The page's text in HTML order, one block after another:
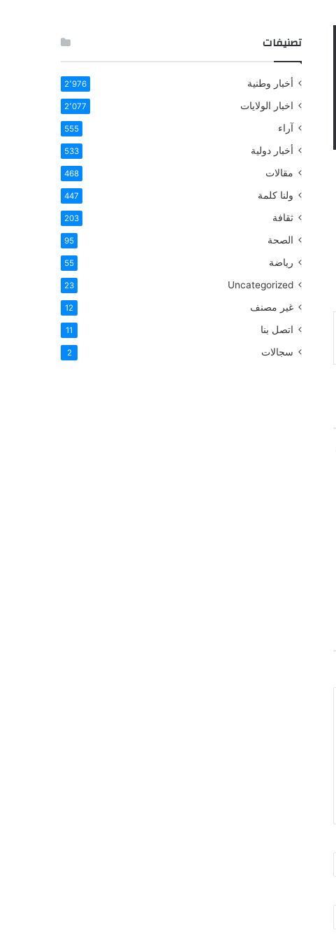
تصنيفات
أخبار وطنية 2٬976
اخبار الولايات 2٬077
آراء 555
أخبار دولية 533
مقالات 468
ولنا كلمة 447
ثقافة 203
الصحة 95
رياضة 55
Uncategorized
23
غير مصنف 12
اتصل بنا 11
سجالات 2